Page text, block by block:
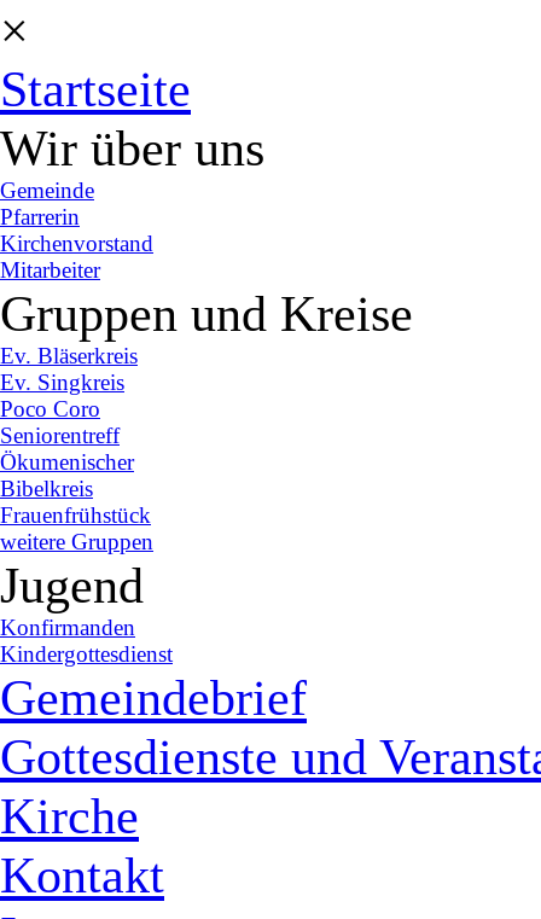
×
Startseite
Wir über uns
Gemeinde
Pfarrerin
Kirchenvorstand
Mitarbeiter
Gruppen und Kreise
Ev. Bläserkreis
Ev. Singkreis
Poco Coro
Seniorentreff
Ökumenischer
Bibelkreis
Frauenfrühstück
weitere Gruppen
Jugend
Konfirmanden
Kindergottesdienst
Gemeindebrief
Gottesdienste und
Kirche
Kontakt